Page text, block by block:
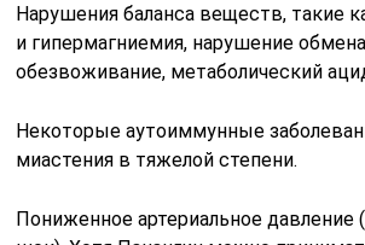
Нарушения баланса веществ, такие
и гипермагниемия, нарушение
обезвоживание, метаболический
Некоторые аутоиммунные
миастения в тяжелой степени.
Пониженное артериальное давление